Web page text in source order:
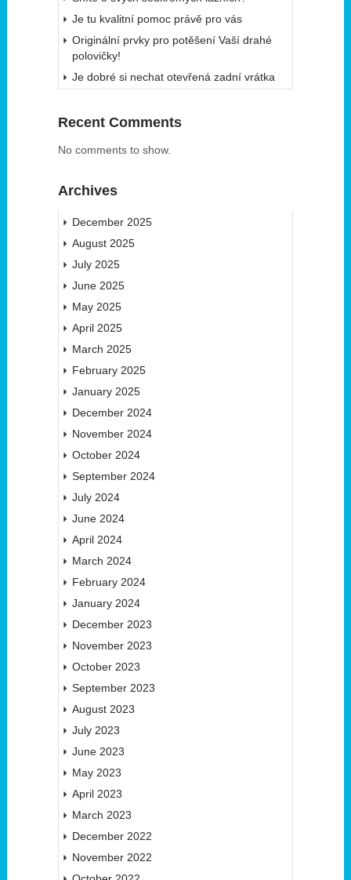
Je tu kvalitní pomoc právě pro vás
Originální prvky pro potěšení Vaší drahé
polovičky!
Je dobré si nechat otevřená zadní vrátka
Recent Comments
No comments to show.
Archives
December 2025
August 2025
July 2025
June 2025
May 2025
April 2025
March 2025
February 2025
January 2025
December 2024
November 2024
October 2024
September 2024
July 2024
June 2024
April 2024
March 2024
February 2024
January 2024
December 2023
November 2023
October 2023
September 2023
August 2023
July 2023
June 2023
May 2023
April 2023
March 2023
December 2022
November 2022